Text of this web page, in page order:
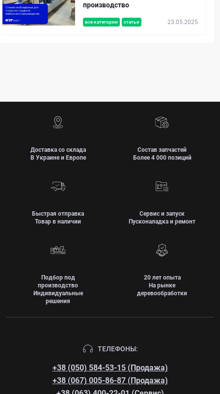
все категории статьи 23.05.2025
производство
Доставка со склада
В Украине и Европе
Состав запчастей
Более 4 000 позиций
Быстрая отправка
Товар в наличии
Сервис и запуск
Пусконаладка и ремонт
Подбор под
производство
Индивидуальные
решения
20 лет опыта
На рынке
деревообработки
ТЕЛЕФОНЫ:
+38 (050) 584-53-15 (Продажа)
+38 (067) 005-86-87 (Продажа)